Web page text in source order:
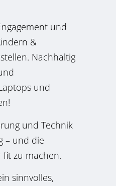
und
&
Nachhaltig
und
und Technik
– und die
fit zu machen.
sinnvolles,